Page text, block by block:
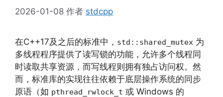
2026-01-08 作者 stdcpp
在C++17及之后的标准中， std::shared_mutex 为
多线程程序提供了读写锁的功能，允许多个线程同
时读取共享资源，而写线程则拥有独占访问权。然
而，标准库的实现往往依赖于底层操作系统的同步
原语（如 pthread_rwlock_t 或 Windows 的